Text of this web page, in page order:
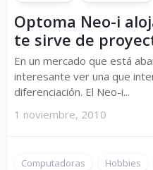
Optoma Neo-i
te sirve de
En un mercado que está
interesante ver una que
diferenciación. El Neo-i...
1 noviembre, 2010
Computadoras Hobbies